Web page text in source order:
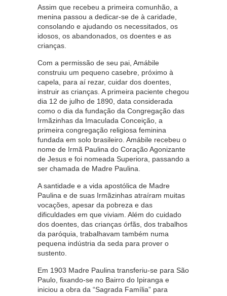
Assim que recebeu a primeira comunhão, a
menina passou a dedicar-se de à caridade,
consolando e ajudando os necessitados, os
idosos, os abandonados, os doentes e as
crianças.
Com a permissão de seu pai, Amábile
construiu um pequeno casebre, próximo à
capela, para aí rezar, cuidar dos doentes,
instruir as crianças. A primeira paciente chegou
dia 12 de julho de 1890, data considerada
como o dia da fundação da Congregação das
Irmãzinhas da Imaculada Conceição, a
primeira congregação religiosa feminina
fundada em solo brasileiro. Amábile recebeu o
nome de Irmã Paulina do Coração Agonizante
de Jesus e foi nomeada Superiora, passando a
ser chamada de Madre Paulina.
A santidade e a vida apostólica de Madre
Paulina e de suas Irmãzinhas atraíram muitas
vocações, apesar da pobreza e das
dificuldades em que viviam. Além do cuidado
dos doentes, das crianças órfãs, dos trabalhos
da paróquia, trabalhavam também numa
pequena indústria da seda para prover o
sustento.
Em 1903 Madre Paulina transferiu-se para São
Paulo, fixando-se no Bairro do Ipiranga e
iniciou a obra da “Sagrada Família” para